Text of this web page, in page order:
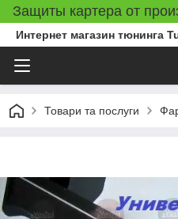
Защиты картера от
Интернет магазин тюнинга
Товари та послуги